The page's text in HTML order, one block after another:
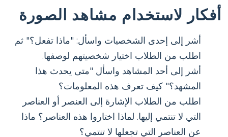
أفكار لاستخدام مشاهد الصورة
أشر إلى إحدى الشخصيات واسأل: "ماذا تفعل؟" ثم
اطلب من الطلاب اختيار شخصيتهم لوصفها.
أشر إلى أحد المشاهد واسأل "متى يحدث هذا
المشهد؟" كيف تعرف هذه المعلومات؟
اطلب من الطلاب الإشارة إلى العنصر أو العناصر
التي لا تنتمي إليها. لماذا اختاروا هذه العناصر؟ ماذا
عن العناصر التي تجعلها لا تنتمي؟